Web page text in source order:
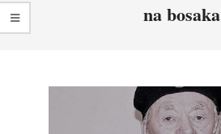
na bosaka